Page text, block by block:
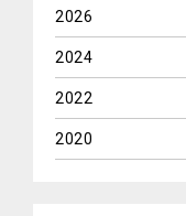
2026
2024
2022
2020